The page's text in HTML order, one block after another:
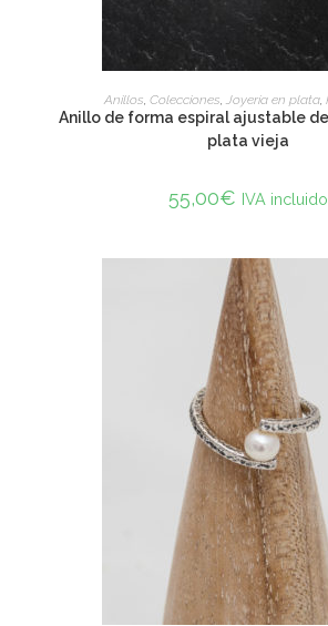
ADD TO CART
Anillos, Colecciones, Joyería en plata,
Anillo de forma espiral ajustable
plata vieja
55,00€ IVA incluido